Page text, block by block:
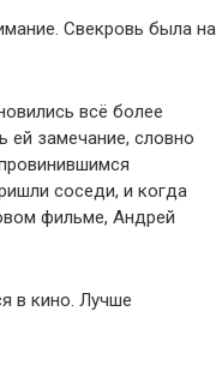
Свекровь была на
всё более
ей замечание, словно
соседи, и когда
фильме, Андрей
в кино. Лучше